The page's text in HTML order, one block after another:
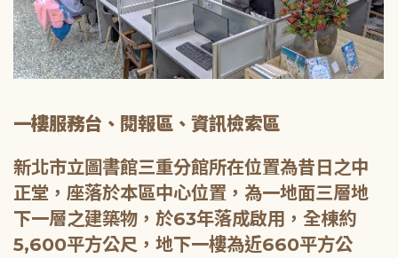
一樓服務台、閱報區、資訊檢索區
新北市立圖書館三重分館所在位置為昔日之中
正堂，座落於本區中心位置，為一地面三層地
下一層之建築物，於63年落成啟用，全棟約
5,600平方公尺，地下一樓為近660平方公